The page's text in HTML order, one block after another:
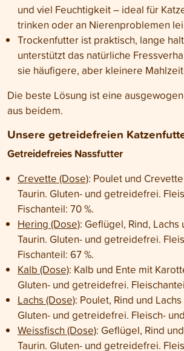
und viel Feuchtigkeit – ideal für
trinken oder an Nierenproblemen
Trockenfutter ist praktisch, lange
unterstützt das natürliche
sie häufigere, aber kleinere
Die beste Lösung ist eine
aus beidem.
Unsere getreidefreien
Getreidefreies Nassfutter
Crevette (Dose): Poulet und
Taurin. Gluten- und getreidefrei.
Fischanteil: 70 %.
Hering (Dose): Geflügel, Rind,
Taurin. Gluten- und getreidefrei.
Fischanteil: 67 %.
Kalb (Dose): Kalb und Ente mit
Gluten- und getreidefrei.
Lachs (Dose): Poulet, Rind und
Gluten- und getreidefrei. Fleisch-
Weissfisch (Dose): Geflügel, Rind
Taurin. Gluten- und getreidefrei.